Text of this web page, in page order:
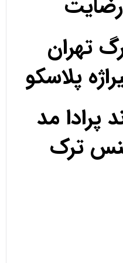
تهران
پلاسکو
پرادا مد
ترک